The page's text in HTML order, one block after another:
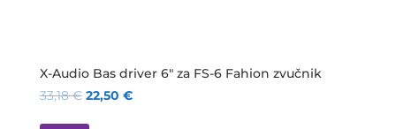
X-Audio Bas driver 6″ za FS-6 Fahion zvučnik
33,18€ 22,50 €